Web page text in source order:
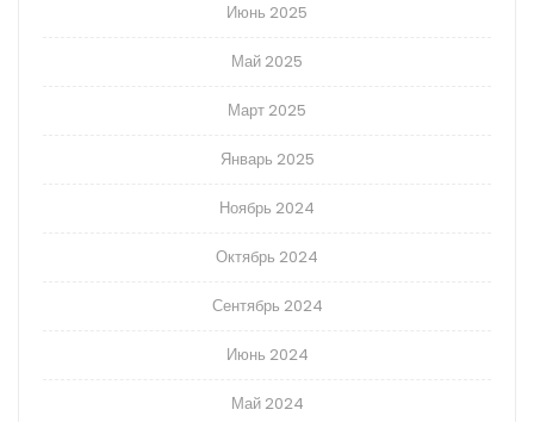
Июнь 2025
Май 2025
Март 2025
Январь 2025
Ноябрь 2024
Октябрь 2024
Сентябрь 2024
Июнь 2024
Май 2024